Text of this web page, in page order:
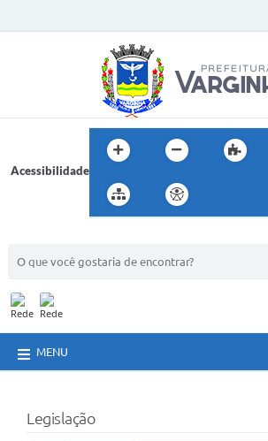
Acessibilidade
MENU
Legislação